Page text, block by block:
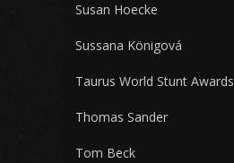
Susan Hoecke
Sussana Königová
Taurus World Stunt Awards
Thomas Sander
Tom Beck